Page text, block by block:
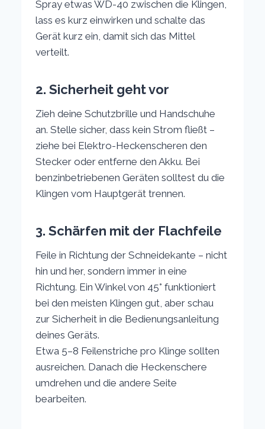
Spray etwas WD-40 zwischen die Klingen,
lass es kurz einwirken und schalte das
Gerät kurz ein, damit sich das Mittel
verteilt.
2. Sicherheit geht vor
Zieh deine Schutzbrille und Handschuhe
an. Stelle sicher, dass kein Strom fließt –
ziehe bei Elektro-Heckenscheren den
Stecker oder entferne den Akku. Bei
benzinbetriebenen Geräten solltest du die
Klingen vom Hauptgerät trennen.
3. Schärfen mit der Flachfeile
Feile in Richtung der Schneidekante – nicht
hin und her, sondern immer in eine
Richtung. Ein Winkel von 45° funktioniert
bei den meisten Klingen gut, aber schau
zur Sicherheit in die Bedienungsanleitung
deines Geräts.
Etwa 5–8 Feilenstriche pro Klinge sollten
ausreichen. Danach die Heckenschere
umdrehen und die andere Seite
bearbeiten.